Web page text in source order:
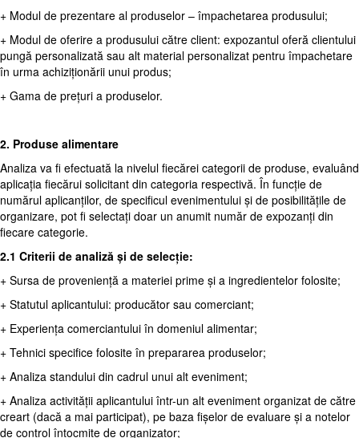
+ Modul de prezentare al produselor – împachetarea produsului;
+ Modul de oferire a produsului către client: expozantul oferă clientului
pungă personalizată sau alt material personalizat pentru împachetare
în urma achiziționării unui produs;
+ Gama de prețuri a produselor.
2. Produse alimentare
Analiza va fi efectuată la nivelul fiecărei categorii de produse, evaluând
aplicația fiecărui solicitant din categoria respectivă. În funcție de
numărul aplicanților, de specificul evenimentului și de posibilitățile de
organizare, pot fi selectați doar un anumit număr de expozanți din
fiecare categorie.
2.1 Criterii de analiză și de selecție:
+ Sursa de proveniență a materiei prime și a ingredientelor folosite;
+ Statutul aplicantului: producător sau comerciant;
+ Experiența comerciantului în domeniul alimentar;
+ Tehnici specifice folosite în prepararea produselor;
+ Analiza standului din cadrul unui alt eveniment;
+ Analiza activității aplicantului într-un alt eveniment organizat de către
creart (dacă a mai participat), pe baza fișelor de evaluare și a notelor
de control întocmite de organizator;